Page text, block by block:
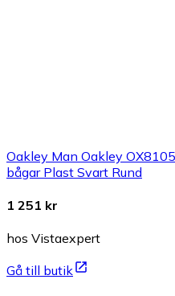
Oakley Man Oakley
bågar Plast Svart Rund
1 251 kr
hos Vistaexpert
Gå till butik